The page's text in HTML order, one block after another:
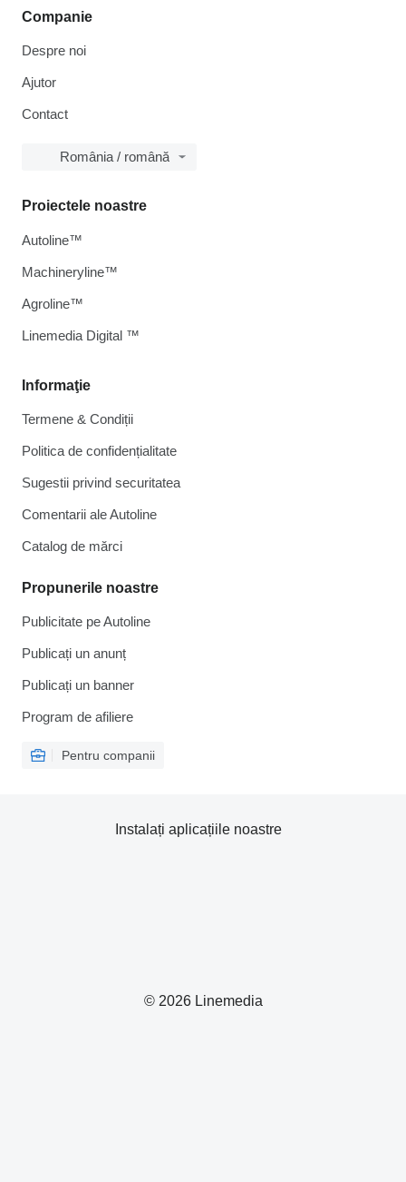
Companie
Despre noi
Ajutor
Contact
România / română
Informaţie
Termene & Condiții
Politica de confidențialitate
Sugestii privind securitatea
Comentarii ale Autoline
Catalog de mărcі
Propunerile noastre
Publicitate pe Autoline
Publicați un anunț
Publicați un banner
Program de afiliere
Pentru companii
Proiectele noastre
Autoline™
Machineryline™
Agroline™
Linemedia Digital ™
© 2026 Linemedia
Instalați aplicațiile noastre